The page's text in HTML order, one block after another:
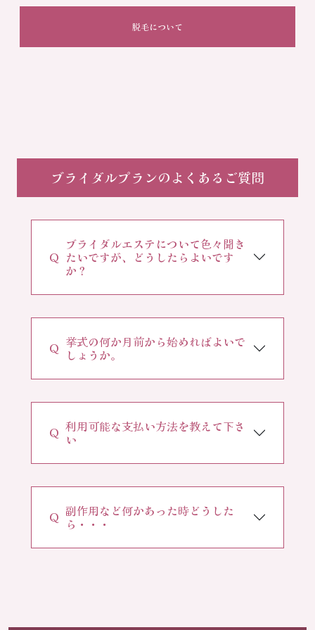
脱毛について
ブライダルプランのよくあるご質問
Ｑ
ブライダルエステについて色々聞き
たいですが、どうしたらよいです
か？
Ｑ 挙式の何か月前から始めればよいで
しょうか。
Ｑ 利用可能な支払い方法を教えて下さ
い
Ｑ 副作用など何かあった時どうした
ら・・・